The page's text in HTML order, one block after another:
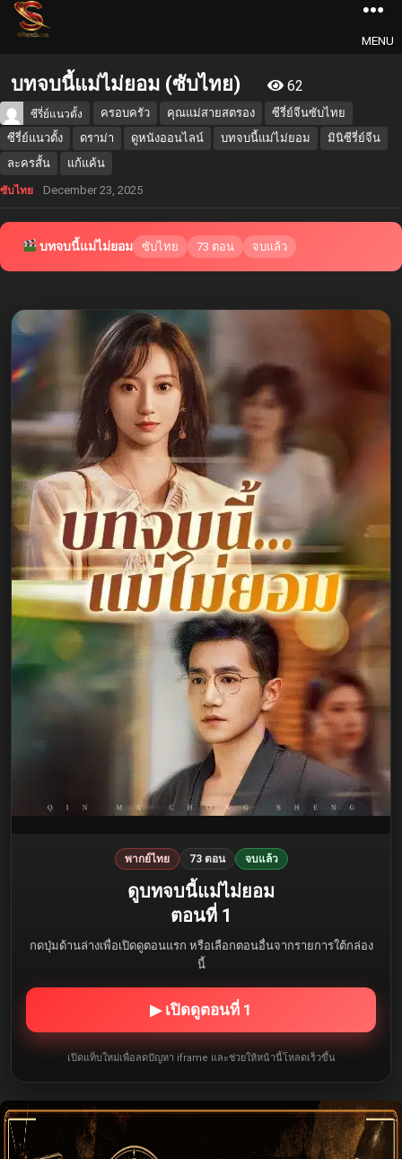
MENU
บทจบนี้แม่ไม่ยอม (ซับไทย) 62
ซีรี่ย์แนวตั้ง ครอบครัว คุณแม่สายสตรอง
ซีรี่ย์จีนซับไทย
ซีรี่ย์แนวตั้ง
ดราม่า ดูหนังออนไลน์ บทจบนี้แม่ไม่ยอม
มินิซีรี่ย์จีน
ละครสั้น
แก้แค้น
ซับไทย December 23, 2025
บทจบนี้แม่ไม่ยอม ซับไทย 73 ตอน จบแล้ว
พากย์ไทย 73 ตอน จบแล้ว
ดูบทจบนี้แม่ไม่ยอม
ตอนที่ 1
กดปุ่มด้านล่างเพื่อเปิดดูตอนแรก หรือเลือกตอนอื่นจากรายการใต้กล่อง
นี้
▶ เปิดดูตอนที่ 1
เปิดแท็บใหม่เพื่อลดปัญหา iframe และช่วยให้หน้านี้โหลดเร็วขึ้น